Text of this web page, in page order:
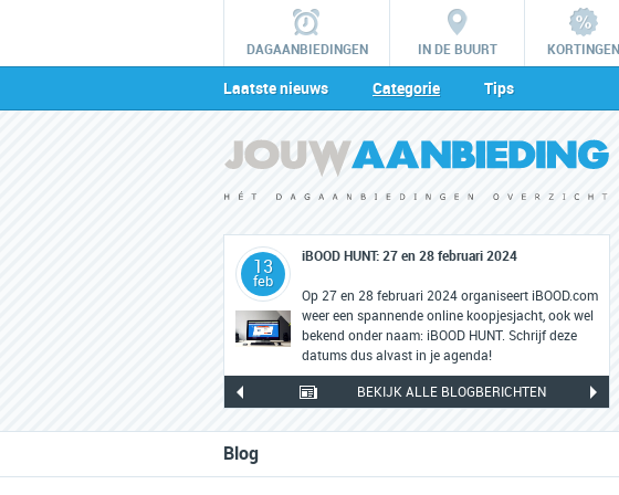
DAGAANBIEDINGEN IN DE BUURT KORTINGEN
Laatste nieuws Categorie Tips
13
feb
iBOOD HUNT: 27 en 28 februari 2024
Op 27 en 28 februari 2024 organiseert iBOOD.com
weer een spannende online koopjesjacht, ook wel
bekend onder naam: iBOOD HUNT. Schrijf deze
datums dus alvast in je agenda!
BEKIJK ALLE BLOGBERICHTEN
Blog